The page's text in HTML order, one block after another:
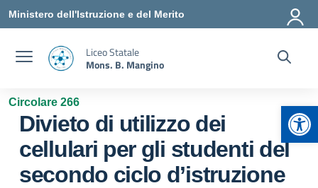
Ministero dell'Istruzione e del Merito
Liceo Statale
Mons. B. Mangino
Circolare 266
Divieto di utilizzo dei
cellulari per gli studenti del
secondo ciclo d’istruzione